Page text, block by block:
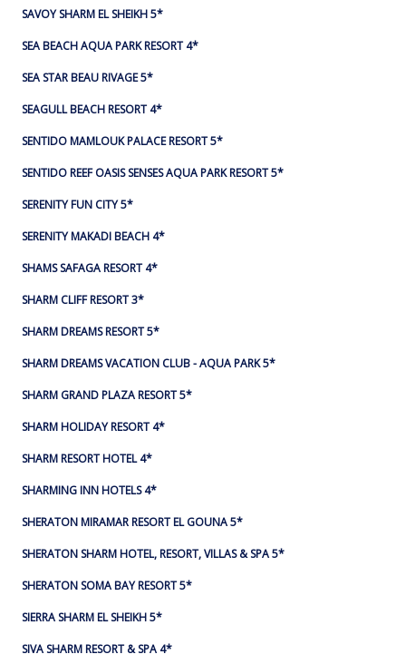
SAVOY SHARM EL SHEIKH 5*
SEA BEACH AQUA PARK RESORT 4*
SEA STAR BEAU RIVAGE 5*
SEAGULL BEACH RESORT 4*
SENTIDO MAMLOUK PALACE RESORT 5*
SENTIDO REEF OASIS SENSES AQUA PARK RESORT 5*
SERENITY FUN CITY 5*
SERENITY MAKADI BEACH 4*
SHAMS SAFAGA RESORT 4*
SHARM CLIFF RESORT 3*
SHARM DREAMS RESORT 5*
SHARM DREAMS VACATION CLUB - AQUA PARK 5*
SHARM GRAND PLAZA RESORT 5*
SHARM HOLIDAY RESORT 4*
SHARM RESORT HOTEL 4*
SHARMING INN HOTELS 4*
SHERATON MIRAMAR RESORT EL GOUNA 5*
SHERATON SHARM HOTEL, RESORT, VILLAS & SPA 5*
SHERATON SOMA BAY RESORT 5*
SIERRA SHARM EL SHEIKH 5*
SIVA SHARM RESORT & SPA 4*